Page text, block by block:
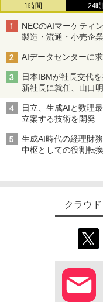
1時間 24
NECのAIマーケティ
製造・流通・小売企
AIデータセンターに
日本IBMが社長交代
新社長に就任、山口
日立、生成AIと数理
立案する技術を開発
生成AI時代の経理財
中枢としての役割転
クラウ